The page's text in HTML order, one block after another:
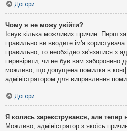
Догори
Чому я не можу увійти?
Існує кілька можливих причин. Перш
правильно ви вводите ім'я
правильно, то необхідно зв'язатися з
перевірити, чи не був вам заборонено
можливо, що допущена помилка в
адміністратором для виправлення
Догори
Я колись зареєструвався, але тепер
Можливо, адміністратор з якоїсь